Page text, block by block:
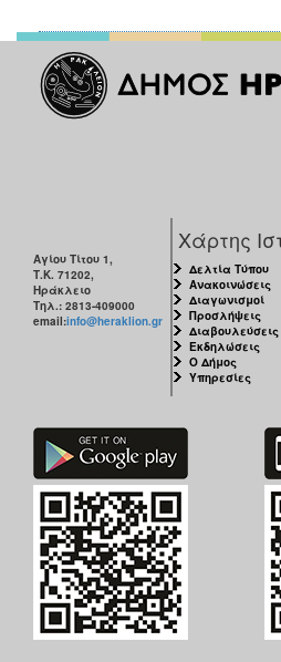
Αγίου Τίτου 1,
Τ.Κ. 71202,
Ηράκλειο
Τηλ.: 2813-409000
email:info@heraklion.gr
Χάρτης
Δελτία Τύπου
Ανακοινώσεις
Διαγωνισμοί
Προσλήψεις
Διαβουλεύσεις
Εκδηλώσεις
Ο Δήμος
Υπηρεσίες